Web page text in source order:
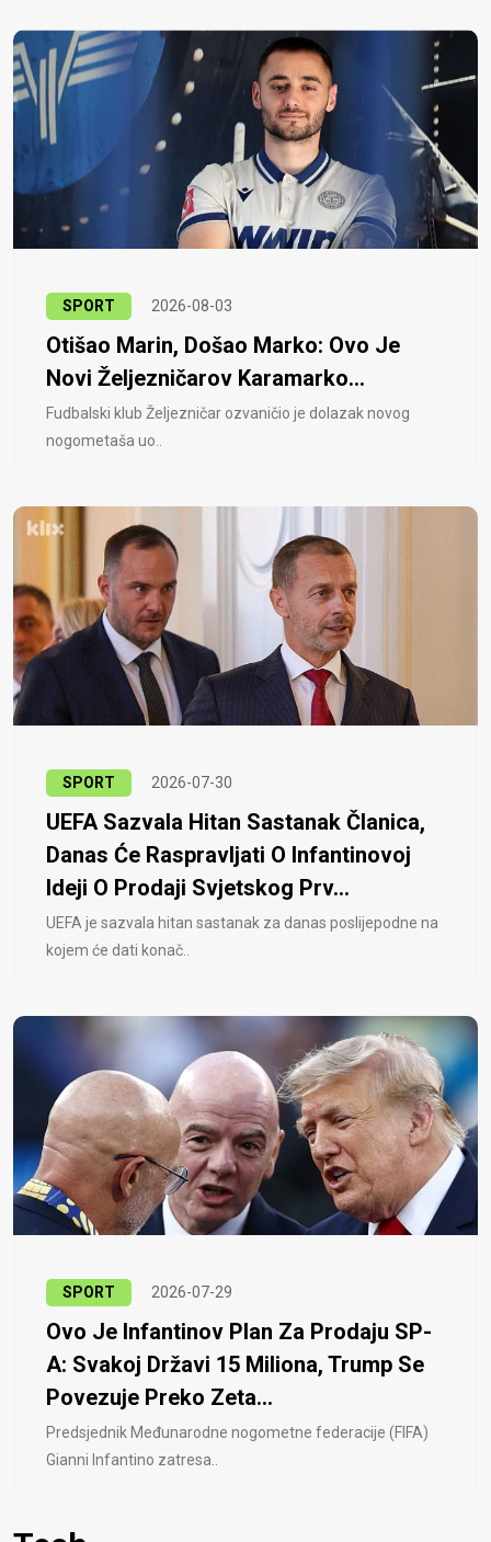
SPORT 2026-08-03
Otišao Marin, Došao Marko: Ovo Je
Novi Željezničarov Karamarko...
Fudbalski klub Željezničar ozvaničio je dolazak novog
nogometaša uo..
SPORT 2026-07-30
UEFA Sazvala Hitan Sastanak Članica,
Danas Će Raspravljati O Infantinovoj
Ideji O Prodaji Svjetskog Prv...
UEFA je sazvala hitan sastanak za danas poslijepodne na
kojem će dati konač..
SPORT 2026-07-29
Ovo Je Infantinov Plan Za Prodaju SP-
A: Svakoj Državi 15 Miliona, Trump Se
Povezuje Preko Zeta...
Predsjednik Međunarodne nogometne federacije (FIFA)
Gianni Infantino zatresa..